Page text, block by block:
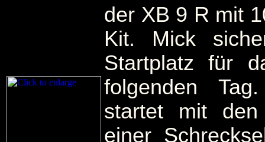
der XB 9 R mit
Kit. Mick
Startplatz für
folgenden
startet mit
einer